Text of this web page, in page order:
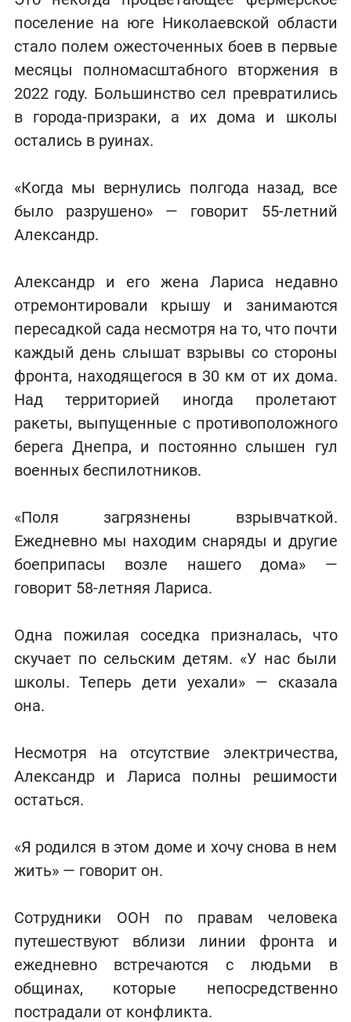
поселение на юге Николаевской области
стало полем ожесточенных боев в первые
месяцы полномасштабного вторжения в
2022 году. Большинство сел превратились
в города-призраки, а их дома и школы
остались в руинах.
«Когда мы вернулись полгода назад, все
было разрушено» — говорит 55-летний
Александр.
Александр и его жена Лариса недавно
отремонтировали крышу и занимаются
пересадкой сада несмотря на то, что почти
каждый день слышат взрывы со стороны
фронта, находящегося в 30 км от их дома.
Над территорией иногда пролетают
ракеты, выпущенные с противоположного
берега Днепра, и постоянно слышен гул
военных беспилотников.
«Поля загрязнены взрывчаткой.
Ежедневно мы находим снаряды и другие
боеприпасы возле нашего дома» —
говорит 58-летняя Лариса.
Одна пожилая соседка призналась, что
скучает по сельским детям. «У нас были
школы. Теперь дети уехали» — сказала
она.
Несмотря на отсутствие электричества,
Александр и Лариса полны решимости
остаться.
«Я родился в этом доме и хочу снова в нем
жить» — говорит он.
Сотрудники ООН по правам человека
путешествуют вблизи линии фронта и
ежедневно встречаются с людьми в
общинах, которые непосредственно
пострадали от конфликта.